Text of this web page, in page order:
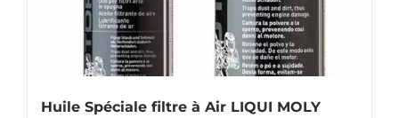
Huile Spéciale filtre à Air LIQUI MOLY